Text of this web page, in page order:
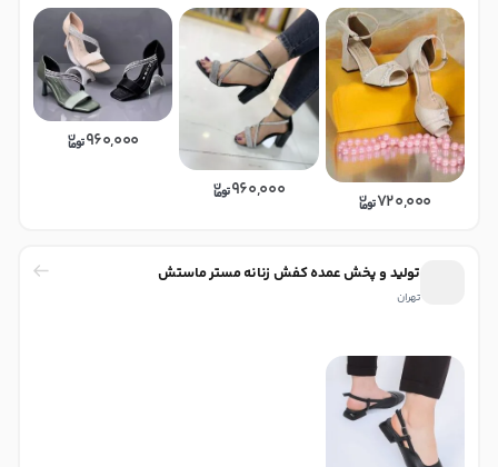
720,000
960,000
960,000
تولید و پخش عمده کفش زنانه مستر ماستش
تهران